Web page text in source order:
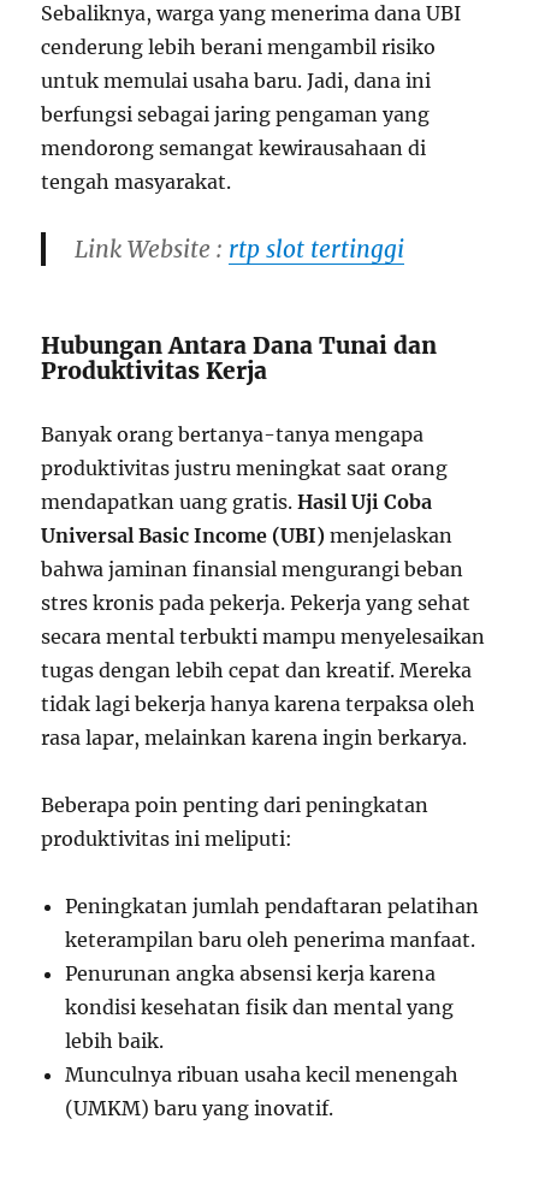
Sebaliknya, warga yang menerima dana UBI
cenderung lebih berani mengambil risiko
untuk memulai usaha baru. Jadi, dana ini
berfungsi sebagai jaring pengaman yang
mendorong semangat kewirausahaan di
tengah masyarakat.
Link Website : rtp slot tertinggi
Hubungan Antara Dana Tunai dan
Produktivitas Kerja
Banyak orang bertanya-tanya mengapa
produktivitas justru meningkat saat orang
mendapatkan uang gratis.Hasil Uji Coba
Universal Basic Income (UBI) menjelaskan
bahwa jaminan finansial mengurangi beban
stres kronis pada pekerja. Pekerja yang sehat
secara mental terbukti mampu menyelesaikan
tugas dengan lebih cepat dan kreatif. Mereka
tidak lagi bekerja hanya karena terpaksa oleh
rasa lapar, melainkan karena ingin berkarya.
Beberapa poin penting dari peningkatan
produktivitas ini meliputi:
Peningkatan jumlah pendaftaran pelatihan
keterampilan baru oleh penerima manfaat.
Penurunan angka absensi kerja karena
kondisi kesehatan fisik dan mental yang
lebih baik.
Munculnya ribuan usaha kecil menengah
(UMKM) baru yang inovatif.